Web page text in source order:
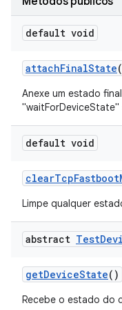
default void
attachFinalState(
Anexe um estado
default void
clearTcpFastboot
Limpe qualquer
abstract Test
getDeviceState()
Recebe o estado do